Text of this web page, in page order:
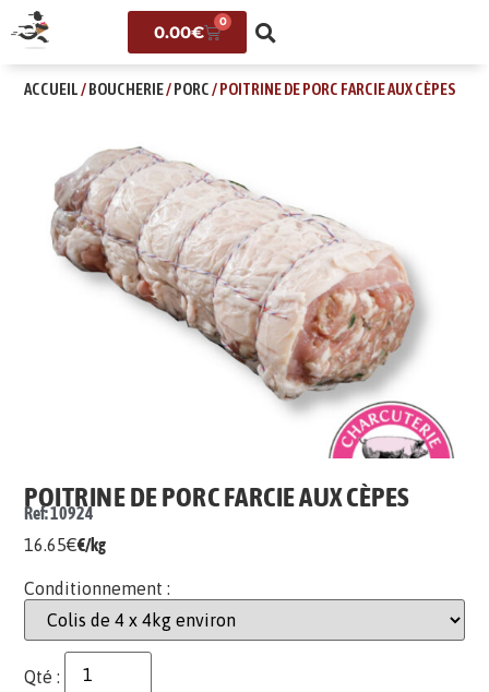
0.00€
0
ACCUEIL/BOUCHERIE/PORC/ POITRINE DE PORC FARCIE AUX CÈPES
POITRINE DE PORC FARCIE AUX CÈPES
Ref: 10924
16.65€€/kg
Conditionnement :
Qté :